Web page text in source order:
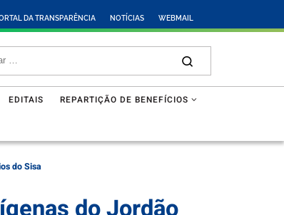
DA TRANSPARÊNCIA NOTÍCIAS WEBMAIL
EDITAIS REPARTIÇÃO DE BENEFÍCIOS
do Sisa